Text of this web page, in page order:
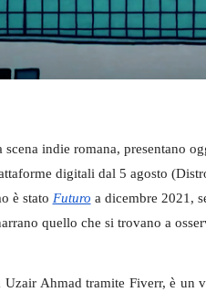
indie romana, presentano
digitali dal 5 agosto
è stato Futuro a dicembre 2021,
quello che si trovano a
Ahmad tramite Fiverr, è un